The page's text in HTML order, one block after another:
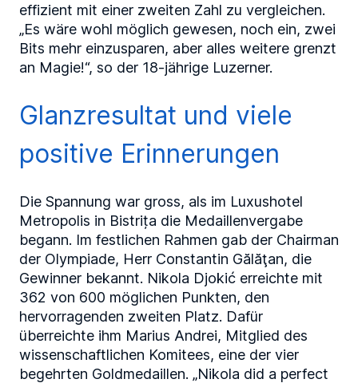
effizient mit einer zweiten Zahl zu vergleichen.
„Es wäre wohl möglich gewesen, noch ein, zwei
Bits mehr einzusparen, aber alles weitere grenzt
an Magie!“, so der 18-jährige Luzerner.
Glanzresultat und viele
positive Erinnerungen
Die Spannung war gross, als im Luxushotel
Metropolis in Bistrița die Medaillenvergabe
begann. Im festlichen Rahmen gab der Chairman
der Olympiade, Herr Constantin Gălăţan, die
Gewinner bekannt. Nikola Djokić erreichte mit
362 von 600 möglichen Punkten, den
hervorragenden zweiten Platz. Dafür
überreichte ihm Marius Andrei, Mitglied des
wissenschaftlichen Komitees, eine der vier
begehrten Goldmedaillen. „Nikola did a perfect